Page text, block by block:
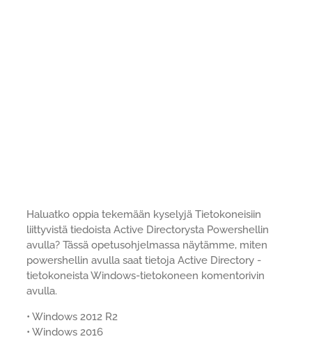
Haluatko oppia tekemään kyselyjä Tietokoneisiin
liittyvistä tiedoista Active Directorysta Powershellin
avulla? Tässä opetusohjelmassa näytämme, miten
powershellin avulla saat tietoja Active Directory -
tietokoneista Windows-tietokoneen komentorivin
avulla.
• Windows 2012 R2
• Windows 2016